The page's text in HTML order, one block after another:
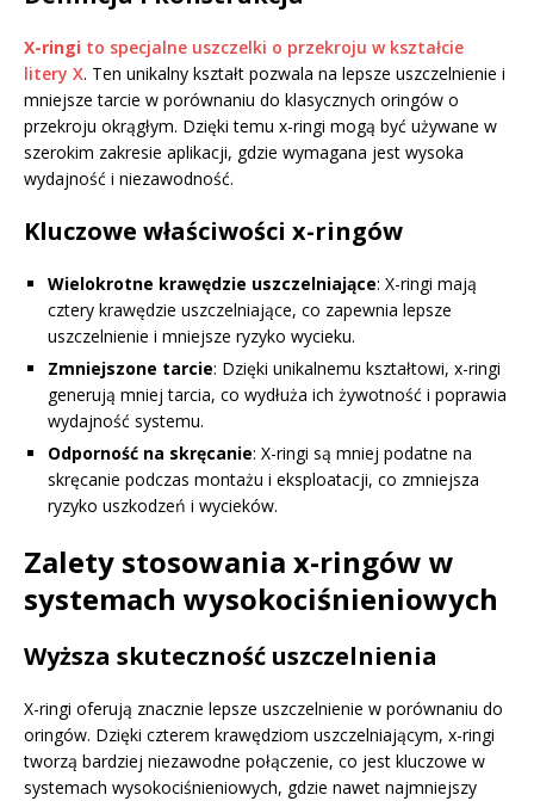
X-ringi to specjalne uszczelki o przekroju w kształcie
litery X. Ten unikalny kształt pozwala na lepsze uszczelnienie i
mniejsze tarcie w porównaniu do klasycznych oringów o
przekroju okrągłym. Dzięki temu x-ringi mogą być używane w
szerokim zakresie aplikacji, gdzie wymagana jest wysoka
wydajność i niezawodność.
Kluczowe właściwości x-ringów
Wielokrotne krawędzie uszczelniające: X-ringi mają
cztery krawędzie uszczelniające, co zapewnia lepsze
uszczelnienie i mniejsze ryzyko wycieku.
Zmniejszone tarcie: Dzięki unikalnemu kształtowi, x-ringi
generują mniej tarcia, co wydłuża ich żywotność i poprawia
wydajność systemu.
Odporność na skręcanie: X-ringi są mniej podatne na
skręcanie podczas montażu i eksploatacji, co zmniejsza
ryzyko uszkodzeń i wycieków.
Zalety stosowania x-ringów w
systemach wysokociśnieniowych
Wyższa skuteczność uszczelnienia
X-ringi oferują znacznie lepsze uszczelnienie w porównaniu do
oringów. Dzięki czterem krawędziom uszczelniającym, x-ringi
tworzą bardziej niezawodne połączenie, co jest kluczowe w
systemach wysokociśnieniowych, gdzie nawet najmniejszy